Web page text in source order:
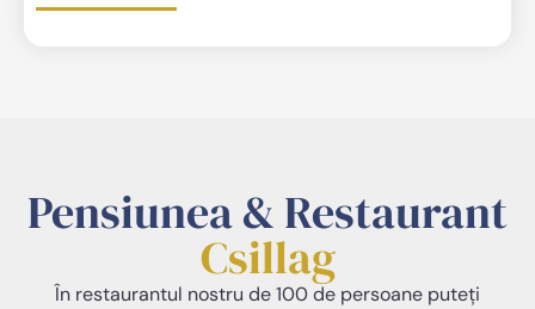
Pensiunea & Restaurant
Csillag
În restaurantul nostru de 100 de persoane puteți